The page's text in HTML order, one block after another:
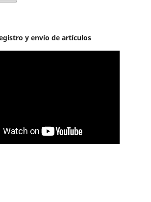
y envío de artículos